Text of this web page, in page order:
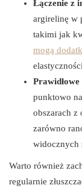
Łączenie z
argirelinę w
takimi jak
mogą
punktowo
obszarach z
zarówno
widocznych
Warto również
regularnie